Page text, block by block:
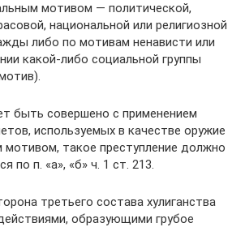
мотивом — политической,
национальной или религиозной
либо по мотивам ненависти или
какой-либо социальной группы
быть совершено с применением
используемых в качестве оружие
мотивом, такое преступление должно
по п. «а», «б» ч. 1 ст. 213.
третьего состава хулиганства
образующими грубое